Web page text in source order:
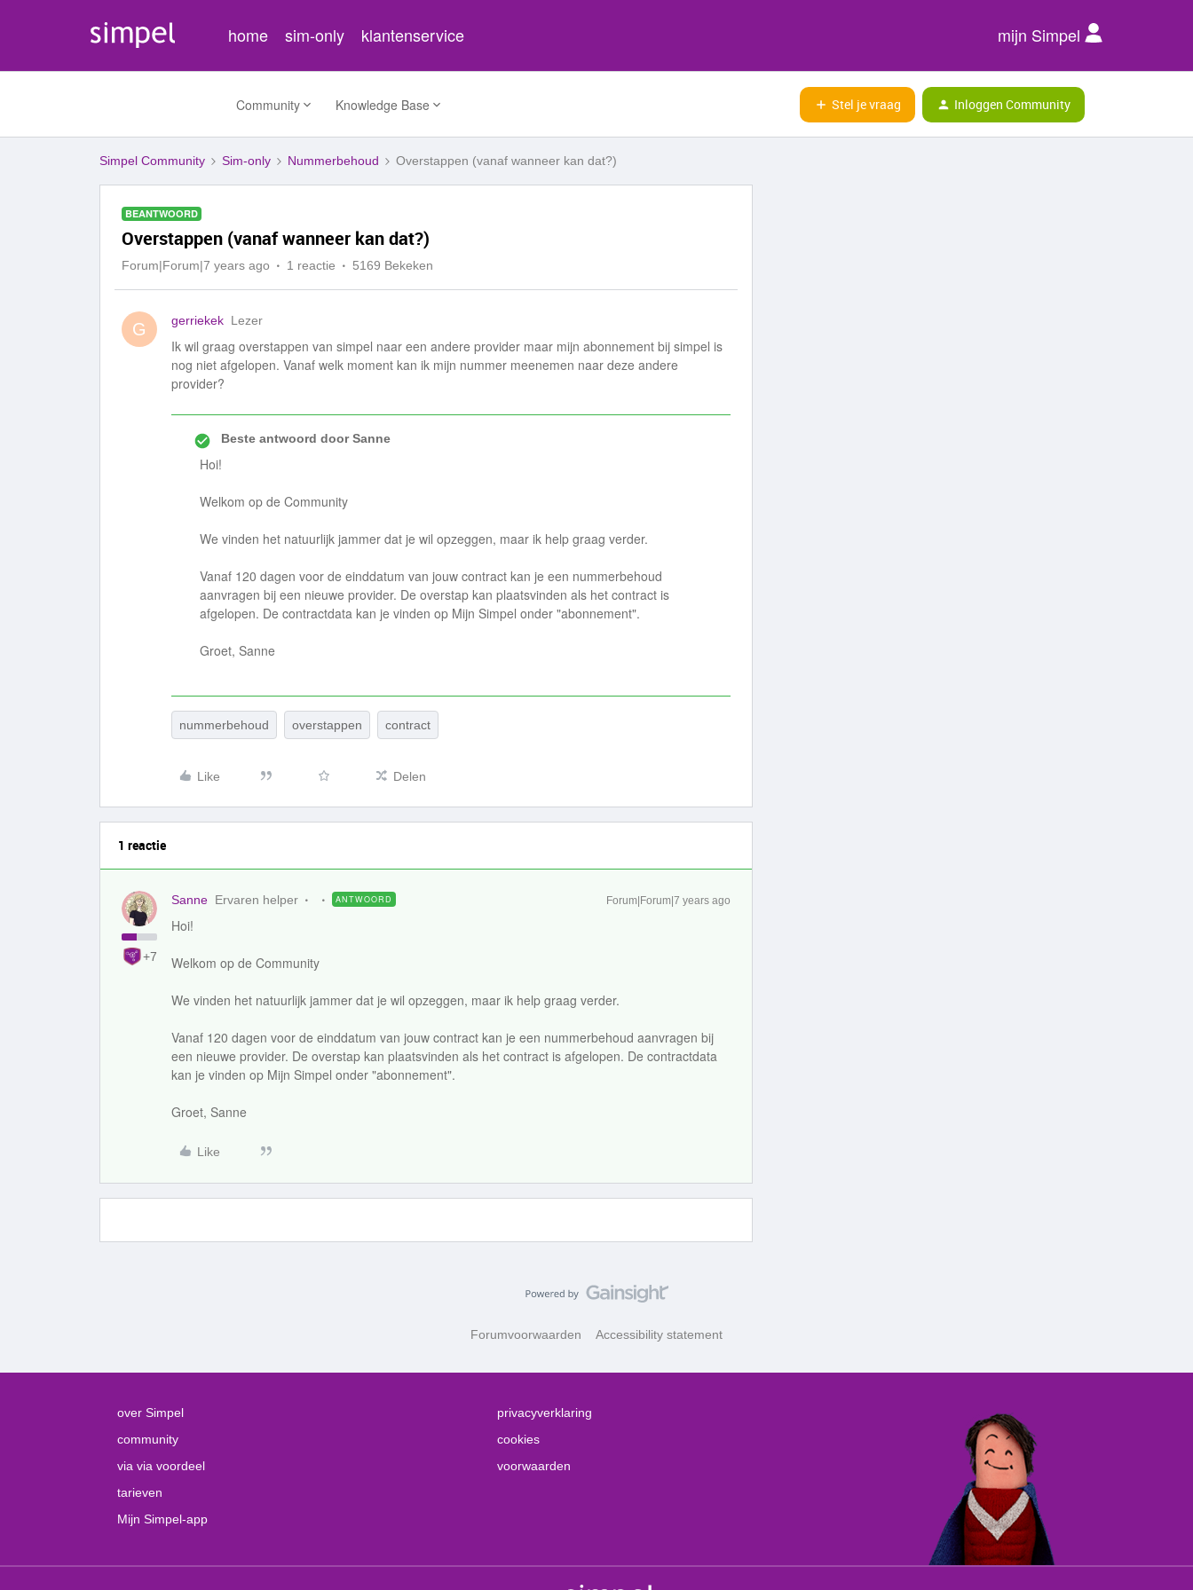
home sim-only klantenservice mijn Simpel
Community Knowledge Base Stel je vraag Inloggen Community
Simpel Community Sim-only Nummerbehoud Overstappen (vanaf wanneer kan dat?)
BEANTWOORD
Overstappen (vanaf wanneer kan dat?)
Forum|Forum|7 years ago 1 reactie 5169 Bekeken
G gerriekek Lezer
Ik wil graag overstappen van simpel naar een andere provider maar mijn abonnement bij simpel is
nog niet afgelopen. Vanaf welk moment kan ik mijn nummer meenemen naar deze andere
provider?
Beste antwoord doorSanne
Hoi!
Welkom op de Community
We vinden het natuurlijk jammer dat je wil opzeggen, maar ik help graag verder.
Vanaf 120 dagen voor de einddatum van jouw contract kan je een nummerbehoud
aanvragen bij een nieuwe provider. De overstap kan plaatsvinden als het contract is
afgelopen. De contractdata kan je vinden op Mijn Simpel onder "abonnement".
Groet, Sanne
nummerbehoud overstappen contract
Like Delen
1 reactie
+7
Sanne Ervaren helper ANTWOORD Forum|Forum|7 years ago
Hoi!
Welkom op de Community
We vinden het natuurlijk jammer dat je wil opzeggen, maar ik help graag verder.
Vanaf 120 dagen voor de einddatum van jouw contract kan je een nummerbehoud aanvragen bij
een nieuwe provider. De overstap kan plaatsvinden als het contract is afgelopen. De contractdata
kan je vinden op Mijn Simpel onder "abonnement".
Groet, Sanne
Like
Forumvoorwaarden Accessibility statement
over Simpel
community
via via voordeel
tarieven
Mijn Simpel-app
privacyverklaring
cookies
voorwaarden